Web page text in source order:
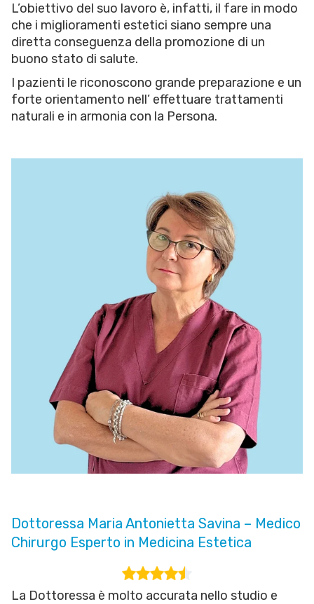
L’obiettivo del suo lavoro è, infatti, il fare in modo
che i miglioramenti estetici siano sempre una
diretta conseguenza della promozione di un
buono stato di salute.
I pazienti le riconoscono grande preparazione e un
forte orientamento nell’ effettuare trattamenti
naturali e in armonia con la Persona.
Dottoressa Maria Antonietta Savina – Medico
Chirurgo Esperto in Medicina Estetica
La Dottoressa è molto accurata nello studio e